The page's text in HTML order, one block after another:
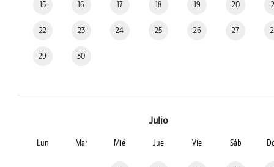
15 16 17 18 19 20
22 23 24 25 26 27
29 30
Julio
Lun Mar Mié Jue Vie Sáb